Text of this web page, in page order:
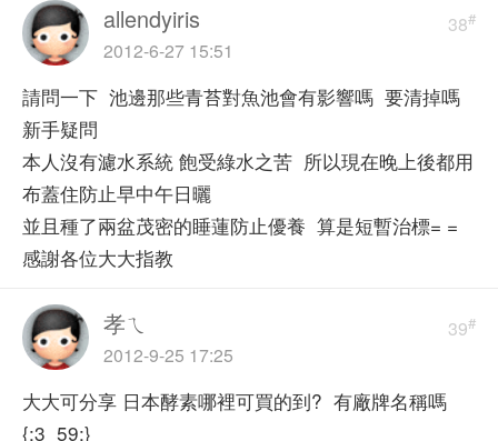
38#
allendyiris
2012-6-27 15:51
請問一下 池邊那些青苔對魚池會有影響嗎 要清掉嗎
新手疑問
本人沒有濾水系統 飽受綠水之苦 所以現在晚上後都用
布蓋住防止早中午日曬
並且種了兩盆茂密的睡蓮防止優養 算是短暫治標= =
感謝各位大大指教
39#
孝ㄟ
2012-9-25 17:25
大大可分享 日本酵素哪裡可買的到? 有廠牌名稱嗎
{:3_59:}